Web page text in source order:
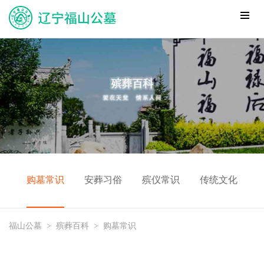
购墓常识 安葬习俗 殡仪常识 传统文化
福山公墓 > 殡葬百科 > 购墓常识